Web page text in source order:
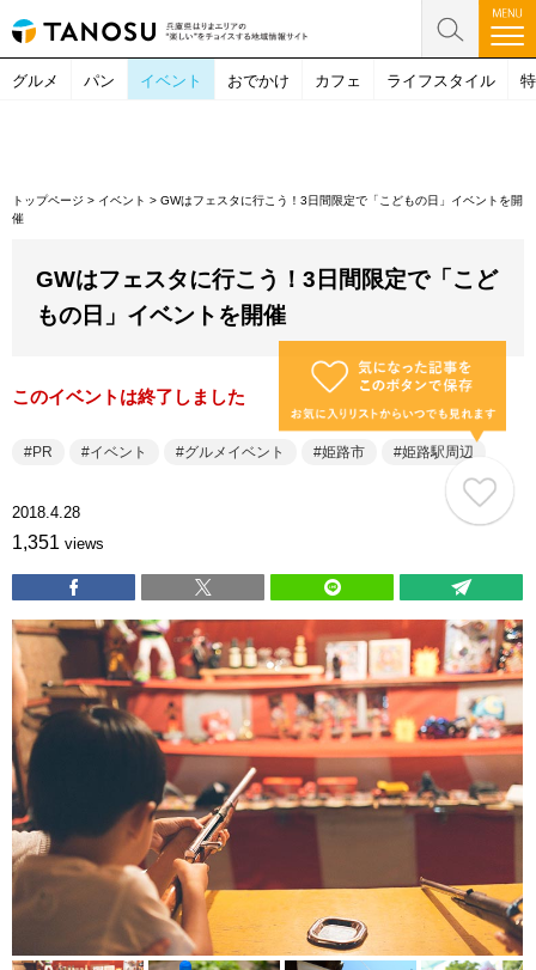
グルメ パン イベント おでかけ カフェ ライフスタイル
トップページ > イベント >GWはフェスタに行こう！3日間限定で「こどもの日」イベントを開
催
GWはフェスタに行こう！3日間限定で「こど
もの日」イベントを開催
このイベントは終了しました
PR イベント グルメイベント 姫路市 姫路駅周辺
2018.4.28
1,351 views